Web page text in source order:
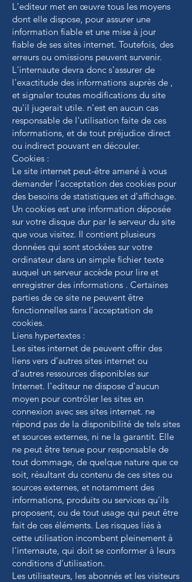
L'editeur met en œuvre tous les moyens
dont elle dispose, pour assurer une
information fiable et une mise à jour
fiable de ses sites internet. Toutefois, des
erreurs ou omissions peuvent survenir.
L'internaute devra donc s'assurer de
l'exactitude des informations auprès de ,
et signaler toutes modifications du site
qu'il jugerait utile. n'est en aucun cas
responsable de l'utilisation faite de ces
informations, et de tout préjudice direct
ou indirect pouvant en découler.
Cookies :
Le site internet peut-être amené à vous
demander l’acceptation des cookies pour
des besoins de statistiques et d'affichage.
Un cookies est une information déposée
sur votre disque dur par le serveur du site
que vous visitez. Il contient plusieurs
données qui sont stockées sur votre
ordinateur dans un simple fichier texte
auquel un serveur accède pour lire et
enregistrer des informations . Certaines
parties de ce site ne peuvent être
fonctionnelles sans l’acceptation de
cookies.
Liens hypertextes :
Les sites internet de peuvent offrir des
liens vers d’autres sites internet ou
d’autres ressources disponibles sur
Internet. l'editeur ne dispose d'aucun
moyen pour contrôler les sites en
connexion avec ses sites internet. ne
répond pas de la disponibilité de tels sites
et sources externes, ni ne la garantit. Elle
ne peut être tenue pour responsable de
tout dommage, de quelque nature que ce
soit, résultant du contenu de ces sites ou
sources externes, et notamment des
informations, produits ou services qu’ils
proposent, ou de tout usage qui peut être
fait de ces éléments. Les risques liés à
cette utilisation incombent pleinement à
l'internaute, qui doit se conformer à leurs
conditions d'utilisation.
Les utilisateurs, les abonnés et les visiteurs